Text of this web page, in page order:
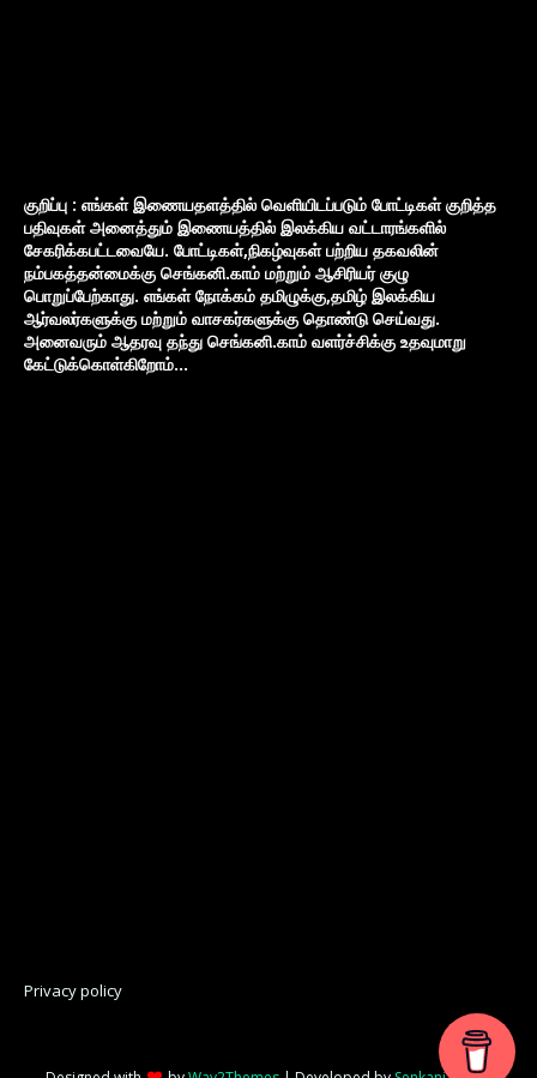
குறிப்பு : எங்கள் இணையதளத்தில் வெளியிடப்படும் போட்டிகள் குறித்த
பதிவுகள் அனைத்தும் இணையத்தில் இலக்கிய வட்டாரங்களில்
சேகரிக்கபட்டவையே. போட்டிகள்,நிகழ்வுகள் பற்றிய தகவலின்
நம்பகத்தன்மைக்கு செங்கனி.காம் மற்றும் ஆசிரியர் குழு
பொறுப்பேற்காது. எங்கள் நோக்கம் தமிழுக்கு,தமிழ் இலக்கிய
ஆர்வலர்களுக்கு மற்றும் வாசகர்களுக்கு தொண்டு செய்வது.
அனைவரும் ஆதரவு தந்து செங்கனி.காம் வளர்ச்சிக்கு உதவுமாறு
கேட்டுக்கொள்கிறோம்...
Privacy policy